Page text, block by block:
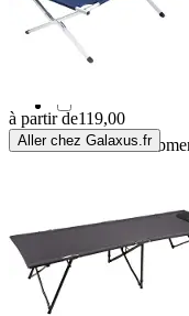
MFH
Mountain
Nemo (26)
à partir de119,00
Aller chez Galaxus.fr